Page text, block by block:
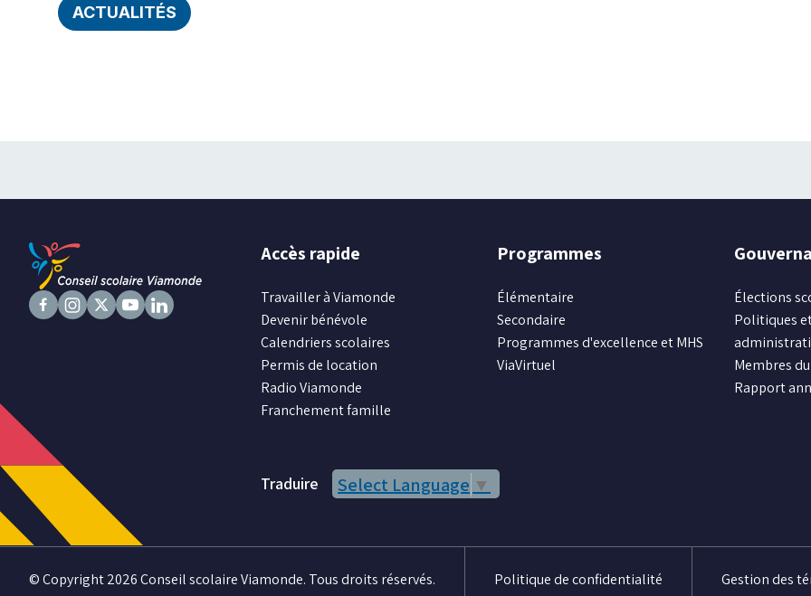
ACTUALITÉS
Accès rapide
Travailler à Viamonde
Devenir bénévole
Calendriers scolaires
Permis de location
Radio Viamonde
Franchement famille
Programmes
Élémentaire
Secondaire
Programmes d'excellence et MHS
ViaVirtuel
Élections
Politiques
Membres
Rapport
Traduire Select Language ▼
© Copyright 2026 Conseil scolaire Viamonde. Tous droits réservés. Politique de confidentialité Gestion des